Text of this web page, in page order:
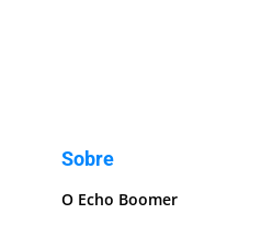
Sobre
O Echo Boomer